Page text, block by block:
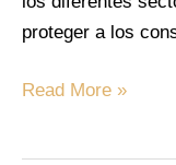
proteger a los
Read More »